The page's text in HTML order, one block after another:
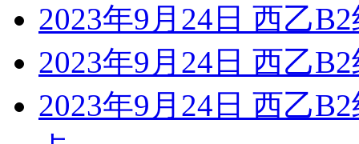
2023年9月24日 西乙
2023年9月24日 西乙
2023年9月24日 西乙